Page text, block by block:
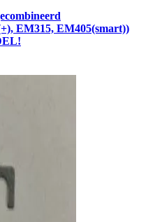
EM315, EM405(smart))